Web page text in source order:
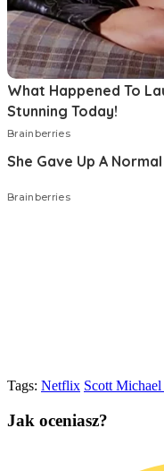
Tags: Netflix Scott Michael
Jak oceniasz?